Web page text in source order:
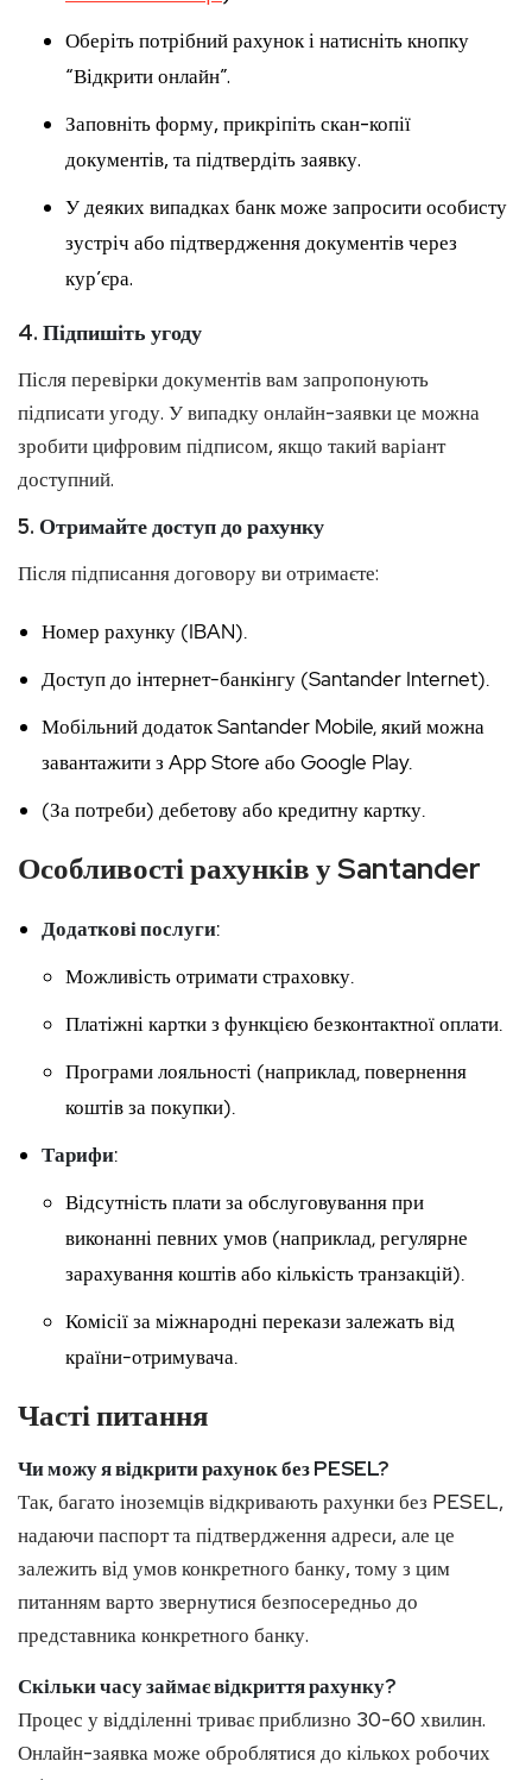
Оберіть потрібний рахунок і натисніть кнопку
“Відкрити онлайн”.
Заповніть форму, прикріпіть скан-копії
документів, та підтвердіть заявку.
У деяких випадках банк може запросити особисту
зустріч або підтвердження документів через
кур’єра.
4. Підпишіть угоду
Після перевірки документів вам запропонують
підписати угоду. У випадку онлайн-заявки це можна
зробити цифровим підписом, якщо такий варіант
доступний.
5. Отримайте доступ до рахунку
Після підписання договору ви отримаєте:
Номер рахунку (IBAN).
Доступ до інтернет-банкінгу (Santander Internet).
Мобільний додаток Santander Mobile, який можна
завантажити з App Store або Google Play.
(За потреби) дебетову або кредитну картку.
Особливості рахунків у Santander
Додаткові послуги:
Можливість отримати страховку.
Платіжні картки з функцією безконтактної оплати.
Програми лояльності (наприклад, повернення
коштів за покупки).
Тарифи:
Відсутність плати за обслуговування при
виконанні певних умов (наприклад, регулярне
зарахування коштів або кількість транзакцій).
Комісії за міжнародні перекази залежать від
країни-отримувача.
Часті питання
Чи можу я відкрити рахунок без PESEL?
Так, багато іноземців відкривають рахунки без PESEL,
надаючи паспорт та підтвердження адреси, але це
залежить від умов конкретного банку, тому з цим
питанням варто звернутися безпосередньо до
представника конкретного банку.
Скільки часу займає відкриття рахунку?
Процес у відділенні триває приблизно 30-60 хвилин.
Онлайн-заявка може оброблятися до кількох робочих